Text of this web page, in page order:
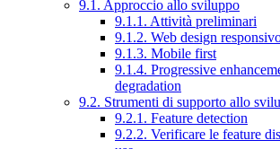
9.1. Approccio allo sviluppo
9.1.1. Attività preliminari
9.1.2. Web design
9.1.3. Mobile first
9.1.4. Progressive
degradation
9.2. Strumenti di supporto allo
9.2.1. Feature detection
9.2.2. Verificare le feature